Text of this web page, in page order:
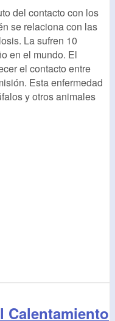
del contacto con los
se relaciona con las
La sufren 10
en el mundo. El
el contacto entre
Esta enfermedad
y otros animales
Calentamiento